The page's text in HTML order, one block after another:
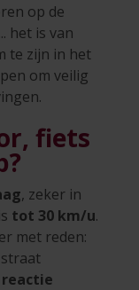
op de
het is van
te zijn in het
om veilig
fiets
, zeker in
tot 30 km/u.
met reden: